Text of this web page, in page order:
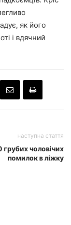
як його
і вдячний
наступна стаття
грубих чоловічих
помилок в ліжку